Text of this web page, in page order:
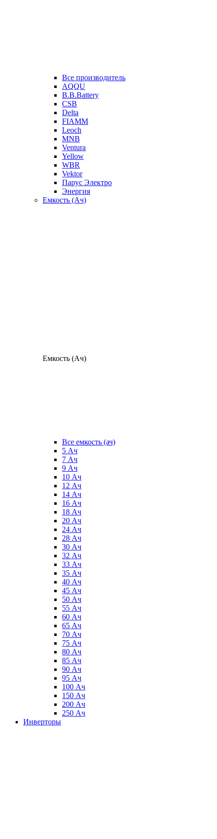
Все производитель
AQQU
B.B.Battery
CSB
Delta
FIAMM
Leoch
MNB
Ventura
Yellow
WBR
Vektor
Парус Электро
Энергия
Емкость (Ач)
Емкость (Ач)
Все емкость (ач)
5 Ач
7 Ач
9 Ач
10 Ач
12 Ач
14 Ач
16 Ач
18 Ач
20 Ач
24 Ач
28 Ач
30 Ач
32 Ач
33 Ач
35 Ач
40 Ач
45 Ач
50 Ач
55 Ач
60 Ач
65 Ач
70 Ач
75 Ач
80 Ач
85 Ач
90 Ач
95 Ач
100 Ач
150 Ач
200 Ач
250 Ач
Инверторы